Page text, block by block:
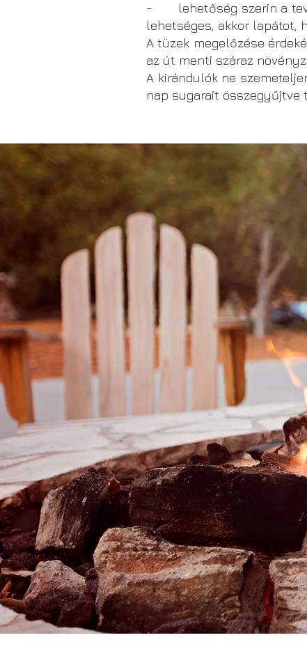
- lehetőség szerin a
lehetséges, akkor lapátot,
A tüzek megelőzése
az út menti száraz
A kirándulók ne
nap sugarait összegyűjtve